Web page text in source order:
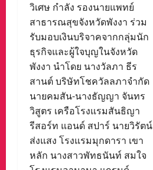
วิเศษ กำลัง รองนายแพทย์
สาธารณสุขจังหวัดพังงา ร่วม
รับมอบเงินบริจาคจากกลุ่มนัก
ธุรกิจและผู้ใจบุญในจังหวัด
พังงา นำโดย นางวัลภา ธีร
สานต์ บริษัทโชควัลลภาจำกัด
นายคมสัน-นางธัญญา จันทร
วิสูตร เครือโรงแรมสันธิญา
รีสอร์ท แอนด์ สปาร์ นายวิรัตน์
ส่งแสง โรงแรมมุกดารา เขา
หลัก นางสาวพัทธนันท์ สมใจ